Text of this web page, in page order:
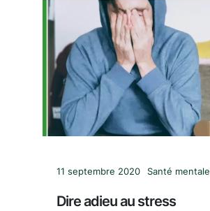
11 septembre 2020 Santé mentale
Dire adieu au stress